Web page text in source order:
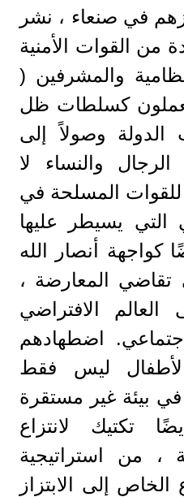
في صنعاء ، نشر
من القوات الأمنية
والمشرفين (
كسلطات ظل
وصولاً إلى
والنساء لا
المسلحة في
التي يسيطر عليها
كواجهة أنصار الله
تقاضي المعارضة ،
الافتراضي
اضطهادهم
ليس فقط
بيئة غير مستقرة
تكتيك لانتزاع
، من استراتيجية
إلى الابتزاز